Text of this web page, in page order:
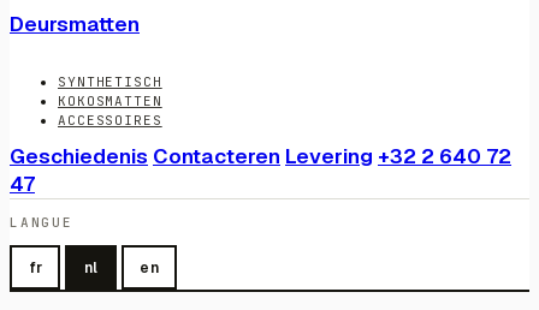
Deursmatten
SYNTHETISCH
KOKOSMATTEN
ACCESSOIRES
Geschiedenis Contacteren Levering +32 2 640 72
47
LANGUE
fr nl en